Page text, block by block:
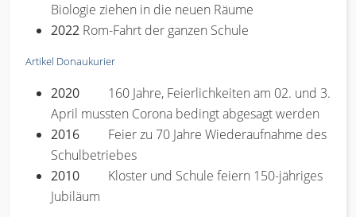
Biologie ziehen in die neuen Räume
2022 Rom-Fahrt der ganzen Schule
Artikel Donaukurier
2020
160 Jahre, Feierlichkeiten am 02. und 3.
April mussten Corona bedingt abgesagt werden
2016 Feier zu 70 Jahre Wiederaufnahme des
Schulbetriebes
2010 Kloster und Schule feiern 150-jähriges
Jubiläum